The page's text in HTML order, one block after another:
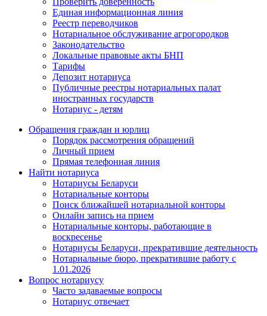
Единая информационная линия
Реестр переводчиков
Нотариальное обслуживание агрогородков
Законодательство
Локальные правовые акты БНП
Тарифы
Депозит нотариуса
Публичные реестры нотариальных палат
иностранных государств
Нотариус - детям
Обращения граждан и юрлиц
Порядок рассмотрения обращений
Личный прием
Прямая телефонная линия
Найти нотариуса
Нотариусы Беларуси
Нотариальные конторы
Поиск ближайшей нотариальной конторы
Онлайн запись на прием
Нотариальные конторы, работающие в
воскресенье
Нотариусы Беларуси, прекратившие деятельность
Нотариальные бюро, прекратившие работу с
1.01.2026
Вопрос нотариусу
Часто задаваемые вопросы
Нотариус отвечает